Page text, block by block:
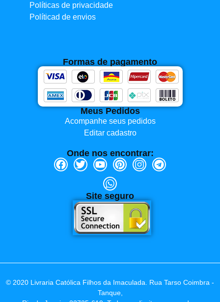
Políticas de privacidade
Políticad de envios
Formas de pagamento
Meus Pedidos
Acompanhe seus pedidos
Editar cadastro
Onde nos encontrar:
Site seguro
© 2020 Livraria Católica Filhos da Imaculada. Rua Tarso Coimbra -
Tanque,